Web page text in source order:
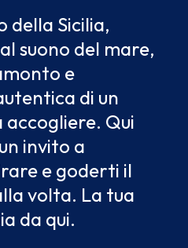
della Sicilia,
suono del mare,
e
di un
Qui
invito a
e goderti il
volta. La tua
da qui.